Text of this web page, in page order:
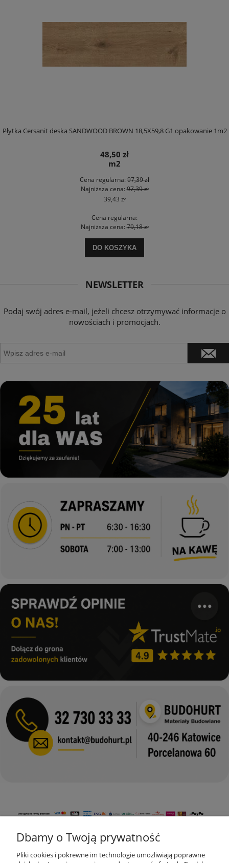
Płytka Cersanit deska SANDWOOD BROWN 18,5X59,8 G1 opakowanie 1m2
48,50 zł
m2
Cena regularna: 97,39 zł
Najniższa cena:97,39 zł
39,43 zł
Cena regularna:
Najniższa cena:79,18 zł
DO KOSZYKA
NEWSLETTER
Podaj swój adres e-mail, jeżeli chcesz otrzymywać informacje o
nowościach i promocjach.
KONTAKT
Dbamy o Twoją prywatność
Pliki cookies i pokrewne im technologie umożliwiają poprawne